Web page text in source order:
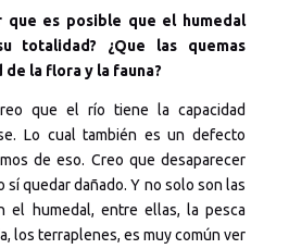
que es posible que el humedal
totalidad? ¿Que las quemas
la flora y la fauna?
que el río tiene la capacidad
Lo cual también es un defecto
de eso. Creo que desaparecer
quedar dañado. Y no solo son las
el humedal, entre ellas, la pesca
los terraplenes, es muy común ver